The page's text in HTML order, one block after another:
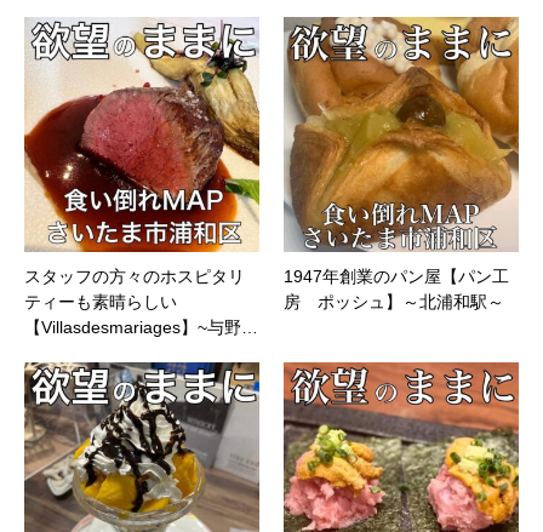
スタッフの方々のホスピタリ
ティーも素晴らしい
【Villasdesmariages】~与野…
1947年創業のパン屋【パン工
房 ポッシュ】～北浦和駅～